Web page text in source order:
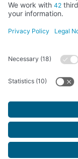
FUNDACIÓN SANTA
Avda. Ronda, 1-3.
Registered since
Santa